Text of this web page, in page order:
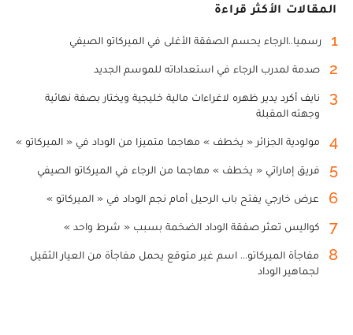
المقالات الأكثر قراءة
1 رسميا..الرجاء يحسم الصفقة الأغلى في الميركاتو الصيفي
2 صدمة لمدرب الرجاء في استعداداته للموسم الجديد
3
نايف أكرد يدير ظهره لاغراءات مالية خليجية ويختار بصفة نهائية
وجهته المقبلة
4 مولودية الجزائر « يخطف » مهاجما متميزا من الوداد في « الميركاتو »
5 فريق إماراتي « يخطف » مهاجما من الرجاء في الميركاتو الصيفي
6 عرض خارجي يفتح باب الرحيل أمام نجم الوداد في « الميركاتو »
7 كواليس تعثر صفقة الوداد الضخمة بسبب « شرط واحد »
8
مفاجأة الميركاتو... اسم غير متوقع يحمل مفاجأة من العيار الثقيل
لجماهير الوداد